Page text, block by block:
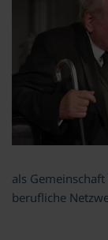
als
berufliche